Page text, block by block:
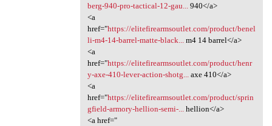
berg-940-pro-tactical-12-gau...
940</a>
<a
href="https://elitefirearmsoutlet.com/product/benel
li-m4-14-barrel-matte-black...
m4 14 barrel</a>
<a
href="https://elitefirearmsoutlet.com/product/henr
y-axe-410-lever-action-shotg...
axe 410</a>
<a
href="https://elitefirearmsoutlet.com/product/sprin
gfield-armory-hellion-semi-...
hellion</a>
<a href="